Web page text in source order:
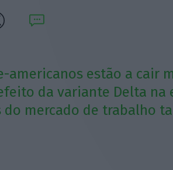
estão a cair
da variante Delta na
mercado de trabalho